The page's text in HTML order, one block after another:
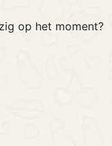
op het moment?